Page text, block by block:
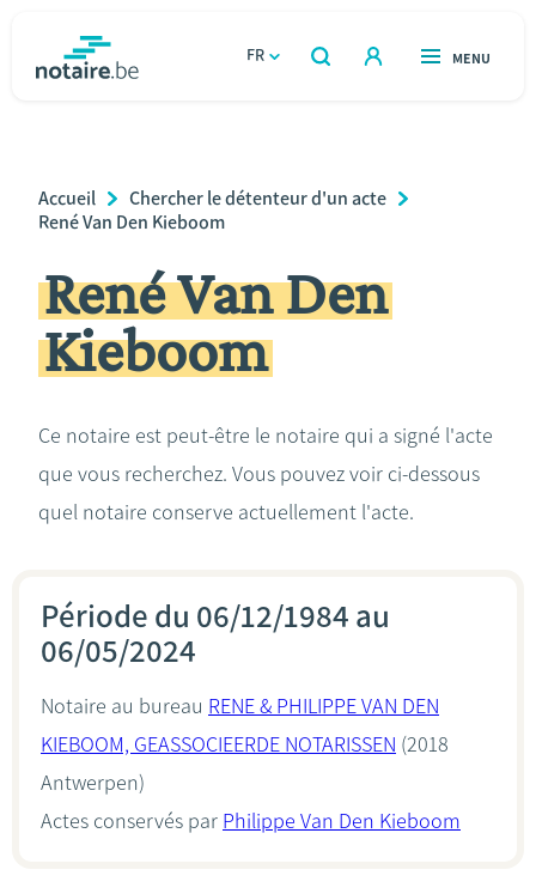
FR
OUVERT
RECHERCHER
OUVERT
MENU
Relations et vivre ensemble
Héritage et donations
Entreprendre
Calculateurs
Breadcrumb
Accueil
Chercher le détenteur d'un acte
René Van Den Kieboom
René Van Den
Kieboom
Ce notaire est peut-être le notaire qui a signé l'acte
que vous recherchez. Vous pouvez voir ci-dessous
quel notaire conserve actuellement l'acte.
Période du 06/12/1984 au
06/05/2024
Notaire au bureau RENE & PHILIPPE VAN DEN
KIEBOOM, GEASSOCIEERDE NOTARISSEN (2018
Antwerpen)
Actes conservés par Philippe Van Den Kieboom